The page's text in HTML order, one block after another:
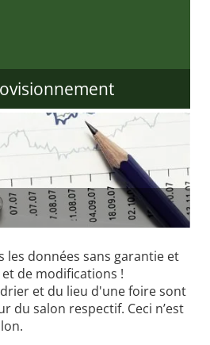
les données sans garantie et
de modifications !
et du lieu d'une foire sont
du salon respectif. Ceci n’est